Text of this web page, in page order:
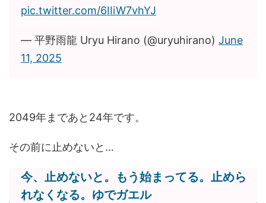
pic.twitter.com/6IIiW7vhYJ
— 平野雨龍 Uryu Hirano (@uryuhirano) June
11, 2025
2049年まであと24年です。
その前に止めないと…
今、止めないと。もう始まってる。止めら
れなくなる。ゆでガエル